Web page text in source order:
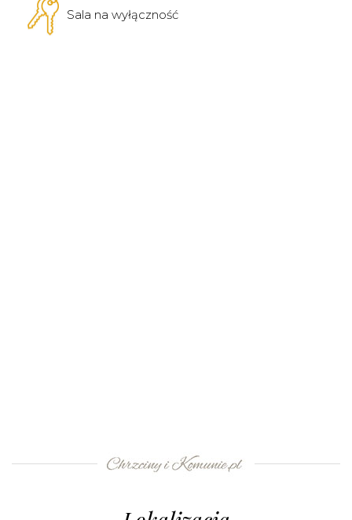
Sala na wyłączność